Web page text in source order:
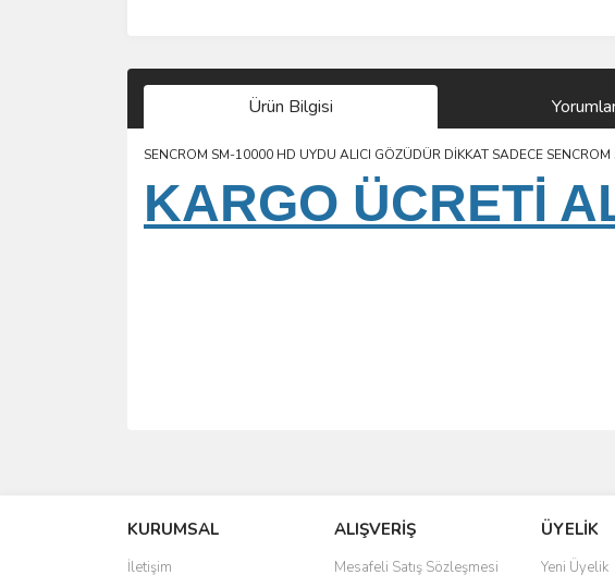
Ürün Bilgisi
SENCROM SM-10000 HD UYDU ALICI GÖZÜDÜR DİKKAT SADECE
KARGO ÜCRETİ
Ürün resmi kalitesiz, bozuk veya görüntülenemiyor.
Ürün açıklamasında eksik bilgiler bulunuyor.
KURUMSAL
İletişim
ALIŞVERİŞ
Mesafeli Satış Sözleşmesi
ÜYELİK
Yeni Üyelik